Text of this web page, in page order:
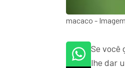
macaco -
Se você
lhe dar